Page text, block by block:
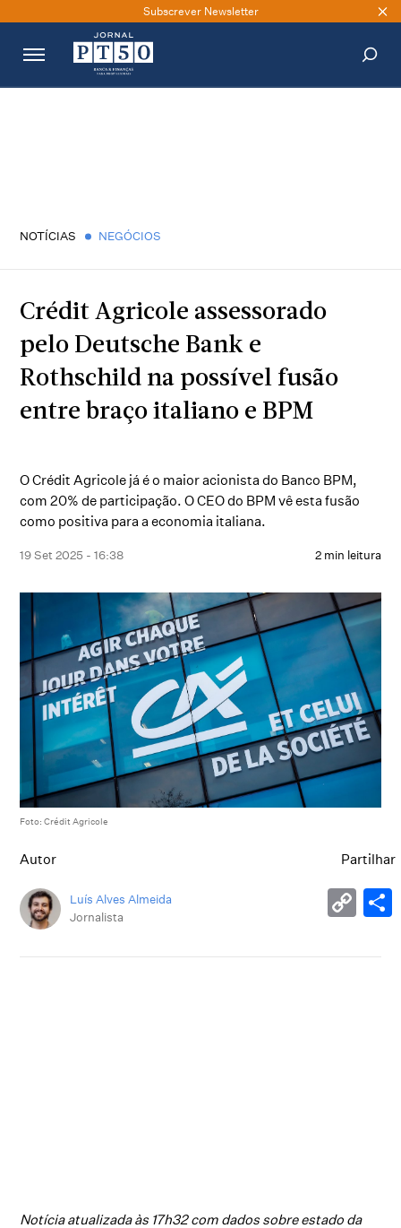
Subscrever Newsletter
NOTÍCIAS NEGÓCIOS
Crédit Agricole assessorado
pelo Deutsche Bank e
Rothschild na possível fusão
entre braço italiano e BPM
O Crédit Agricole já é o maior acionista do Banco BPM,
com 20% de participação. O CEO do BPM vê esta fusão
como positiva para a economia italiana.
19 Set 2025 - 16:38 2 min leitura
Foto: Crédit Agricole
Autor
Luís Alves Almeida
Jornalista
Partilhar
Notícia atualizada às 17h32 com dados sobre estado da